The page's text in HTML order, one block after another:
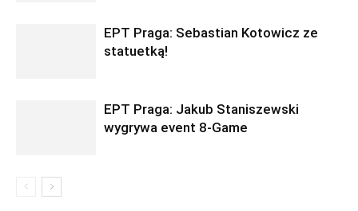
EPT Praga: Sebastian Kotowicz ze
statuetką!
EPT Praga: Jakub Staniszewski
wygrywa event 8-Game